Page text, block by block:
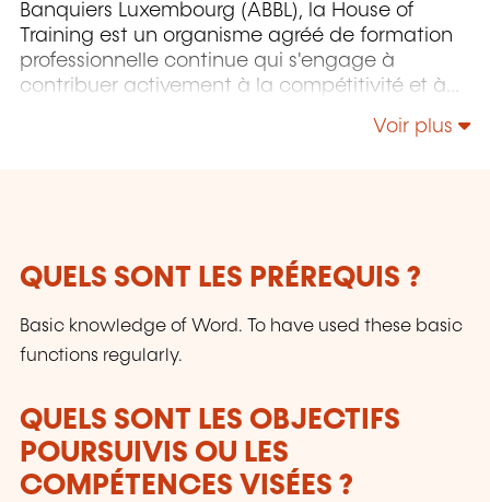
Banquiers Luxembourg (ABBL), la House of
Training est un organisme agréé de formation
professionnelle continue qui s'engage à
contribuer activement à la compétitivité et à
les compétences de ceux qui font vivre son
Voir plus
QUELS SONT LES PRÉREQUIS ?
Basic knowledge of Word. To have used these basic
functions regularly.
QUELS SONT LES OBJECTIFS
POURSUIVIS OU LES
COMPÉTENCES VISÉES ?